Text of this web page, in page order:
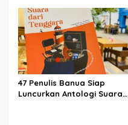
47 Penulis Banua Siap
Luncurkan Antologi Suara